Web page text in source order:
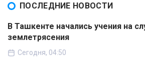
ПОСЛЕДНИЕ НОВОСТИ
В Ташкенте начались учения на
землетрясения
Сегодня, 04:50